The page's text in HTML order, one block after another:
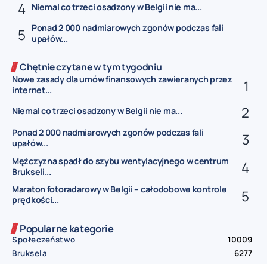
Niemal co trzeci osadzony w Belgii nie ma...
Ponad 2 000 nadmiarowych zgonów podczas fali
upałów...
Chętnie czytane w tym tygodniu
Nowe zasady dla umów finansowych zawieranych przez
internet...
Niemal co trzeci osadzony w Belgii nie ma...
Ponad 2 000 nadmiarowych zgonów podczas fali
upałów...
Mężczyzna spadł do szybu wentylacyjnego w centrum
Brukseli...
Maraton fotoradarowy w Belgii – całodobowe kontrole
prędkości...
Popularne kategorie
Społeczeństwo
10009
Bruksela
6277